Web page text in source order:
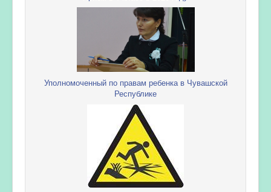
Уполномоченный по правам ребенка в Чувашской
Республике